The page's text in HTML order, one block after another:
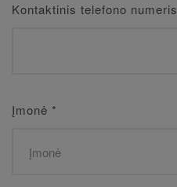
Kontaktinis telefono numeris
Įmonė *